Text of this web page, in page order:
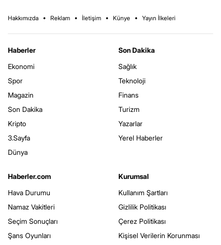
Hakkımızda Reklam İletişim Künye Yayın İlkeleri
Haberler
Ekonomi
Spor
Magazin
Son Dakika
Kripto
3.Sayfa
Dünya
Son Dakika
Sağlık
Teknoloji
Finans
Turizm
Yazarlar
Yerel Haberler
Haberler.com
Hava Durumu
Namaz Vakitleri
Seçim Sonuçları
Şans Oyunları
Kurumsal
Kullanım Şartları
Gizlilik Politikası
Çerez Politikası
Kişisel Verilerin Korunması